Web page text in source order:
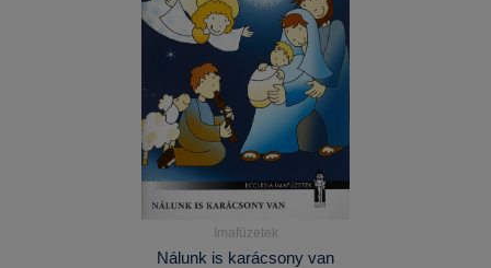
Imafüzetek
Nálunk is karácsony van